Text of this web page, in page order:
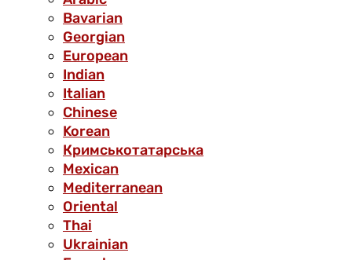
Bavarian
Georgian
European
Indian
Italian
Chinese
Korean
Кримськотатарська
Mexican
Mediterranean
Oriental
Thai
Ukrainian